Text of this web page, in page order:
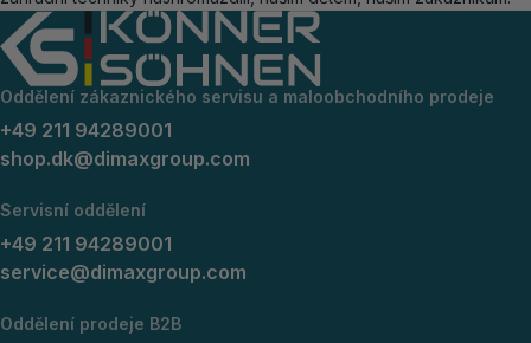
Oddělení zákaznického servisu a maloobchodního prodeje
+49 211 94289001
shop.dk@dimaxgroup.com
Servisní oddělení
+49 211 94289001
service@dimaxgroup.com
Oddělení prodeje B2B